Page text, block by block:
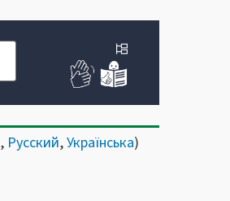
, Русский,Українська)